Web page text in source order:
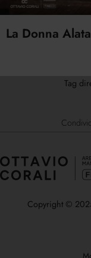
La Donna
Tag
Copyright ©